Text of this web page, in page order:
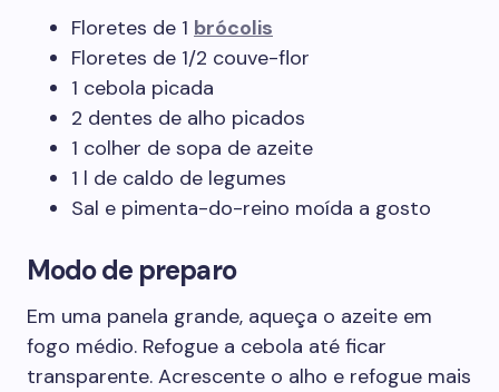
Floretes de 1 brócolis
Floretes de 1/2 couve-flor
1 cebola picada
2 dentes de alho picados
1 colher de sopa de azeite
1 l de caldo de legumes
Sal e pimenta-do-reino moída a gosto
Modo de preparo
Em uma panela grande, aqueça o azeite em
fogo médio. Refogue a cebola até ficar
transparente. Acrescente o alho e refogue mais